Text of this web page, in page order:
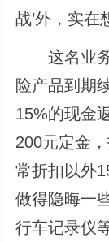
战’外，实在
这名业务
险产品到期
15%的现金
200元定金
常折扣以外
做得隐晦一
行车记录仪